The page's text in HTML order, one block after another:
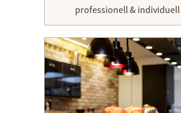
professionell & individuell